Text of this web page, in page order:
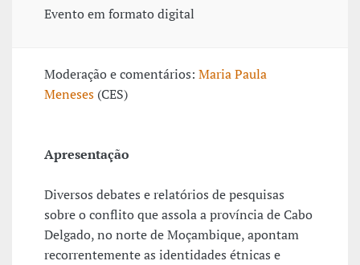
Evento em formato digital
Moderação e comentários: Maria Paula
Meneses (CES)
Apresentação
Diversos debates e relatórios de pesquisas
sobre o conflito que assola a província de Cabo
Delgado, no norte de Moçambique, apontam
recorrentemente as identidades étnicas e